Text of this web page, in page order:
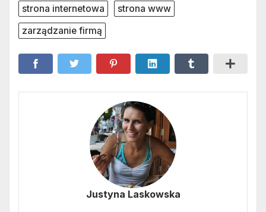
strona internetowa
strona www
zarządzanie firmą
Justyna Laskowska